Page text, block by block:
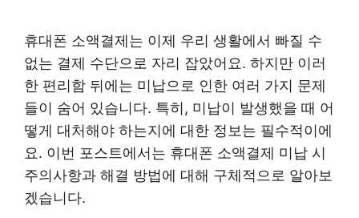
휴대폰 소액결제는 이제 우리 생활에서 빠질 수
없는 결제 수단으로 자리 잡았어요. 하지만 이러
한 편리함 뒤에는 미납으로 인한 여러 가지 문제
들이 숨어 있습니다. 특히, 미납이 발생했을 때 어
떻게 대처해야 하는지에 대한 정보는 필수적이에
요. 이번 포스트에서는 휴대폰 소액결제 미납 시
주의사항과 해결 방법에 대해 구체적으로 알아보
겠습니다.